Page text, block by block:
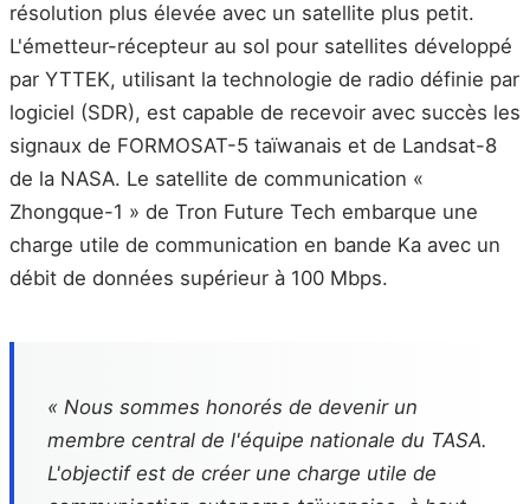
résolution plus élevée avec un satellite plus petit.
L'émetteur-récepteur au sol pour satellites développé
par YTTEK, utilisant la technologie de radio définie par
logiciel (SDR), est capable de recevoir avec succès les
signaux de FORMOSAT-5 taïwanais et de Landsat-8
de la NASA. Le satellite de communication «
Zhongque-1 » de Tron Future Tech embarque une
charge utile de communication en bande Ka avec un
débit de données supérieur à 100 Mbps.
« Nous sommes honorés de devenir un
membre central de l'équipe nationale du TASA.
L'objectif est de créer une charge utile de